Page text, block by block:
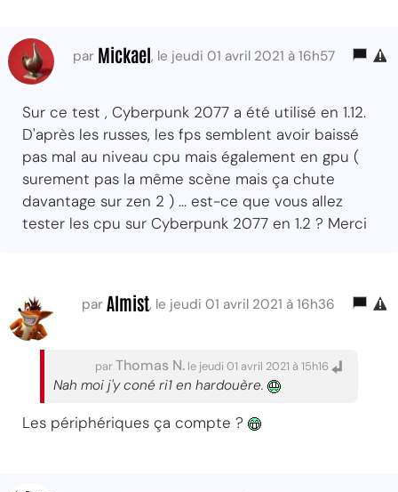
par Mickael, le jeudi 01 avril 2021 à 16h57
Sur ce test , Cyberpunk 2077 a été utilisé en 1.12.
D'après les russes, les fps semblent avoir baissé
pas mal au niveau cpu mais également en gpu (
surement pas la même scène mais ça chute
davantage sur zen 2 ) ... est-ce que vous allez
tester les cpu sur Cyberpunk 2077 en 1.2 ? Merci
par Almist, le jeudi 01 avril 2021 à 16h36
parThomas N. le jeudi 01 avril 2021 à 15h16
Nah moi j'y coné ri1 en hardouère.
Les périphériques ça compte ?